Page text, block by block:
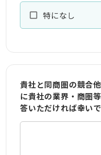
特になし
貴社と同商圏の競合
に貴社の業界・商圏
答いただければ幸いで